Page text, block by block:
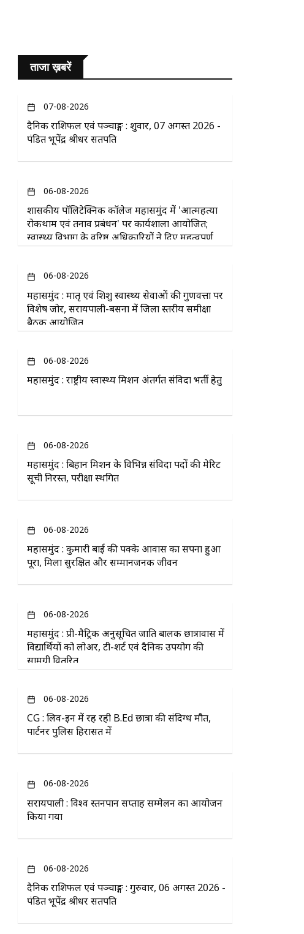
ताजा ख़बरें
07-08-2026
दैनिक राशिफल एवं पञ्चाङ्ग : शुक्रवार, 07 अगस्त 2026 -
पंडित भूपेंद्र श्रीधर सतपति
06-08-2026
​शासकीय पॉलिटेक्निक कॉलेज महासमुंद में 'आत्महत्या
रोकथाम एवं तनाव प्रबंधन' पर कार्यशाला आयोजित;
स्वास्थ्य विभाग के वरिष्ठ अधिकारियों ने दिए महत्वपूर्ण
सुझाव
06-08-2026
महासमुंद : मातृ एवं शिशु स्वास्थ्य सेवाओं की गुणवत्ता पर
विशेष जोर, सरायपाली-बसना में जिला स्तरीय समीक्षा
बैठक आयोजित
06-08-2026
महासमुंद : राष्ट्रीय स्वास्थ्य मिशन अंतर्गत संविदा भर्ती हेतु
06-08-2026
महासमुंद : बिहान मिशन के विभिन्न संविदा पदों की मेरिट
सूची निरस्त, परीक्षा स्थगित
06-08-2026
महासमुंद : कुमारी बाई की पक्के आवास का सपना हुआ
पूरा, मिला सुरक्षित और सम्मानजनक जीवन
06-08-2026
महासमुंद : प्री-मैट्रिक अनुसूचित जाति बालक छात्रावास में
विद्यार्थियों को लोअर, टी-शर्ट एवं दैनिक उपयोग की
सामग्री वितरित
06-08-2026
CG : लिव-इन में रह रही B.Ed छात्रा की संदिग्ध मौत,
पार्टनर पुलिस हिरासत में
06-08-2026
सरायपाली : विश्व स्तनपान सप्ताह सम्मेलन का आयोजन
किया गया
06-08-2026
दैनिक राशिफल एवं पञ्चाङ्ग : गुरुवार, 06 अगस्त 2026 -
पंडित भूपेंद्र श्रीधर सतपति